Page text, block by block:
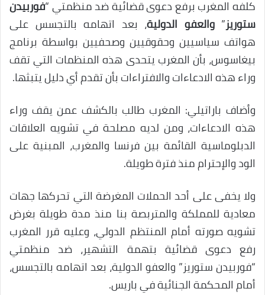
كلفه المغرب برفع دعوى قضائية ضد منظمتي “فوربيدن
ستوريز”والعفو الدولية، بعد اتهامه بالتجسس على
هواتف سياسيين وحقوقيين وصحفيين بواسطة برنامج
بيغاسوس، بأن المغرب يتحدى هذه المنظمات التي تقف
وراء هذه الادعاءات والافتراءات بأن تقدم أي دليل يتبثها.
وأضاف باراتيلي: المغرب طالب بالكشف عمن يقف وراء
هذه الادعاءات، ومن لديه مصلحة في تشويه العلاقات
الدبلوماسية القائمة بين فرنسا والمغرب، المبنية على
الود والإحترام منذ فترة طويلة.
ولا يخفى على أحد الحملات المغرضة التي تحركها جهات
معادية للمملكة والمتربصة بنا منذ مدة طويلة بغرض
تشويه صورته أمام المنتظم الدولي، وعليه قرر المغرب
رفع دعوى قضائية بتهمة التشهير، ضد منظمتي
“فوربيدن ستوريز” والعفو الدولية، بعد اتهامه بالتجسس،
أمام المحكمة الجنائية في باريس.